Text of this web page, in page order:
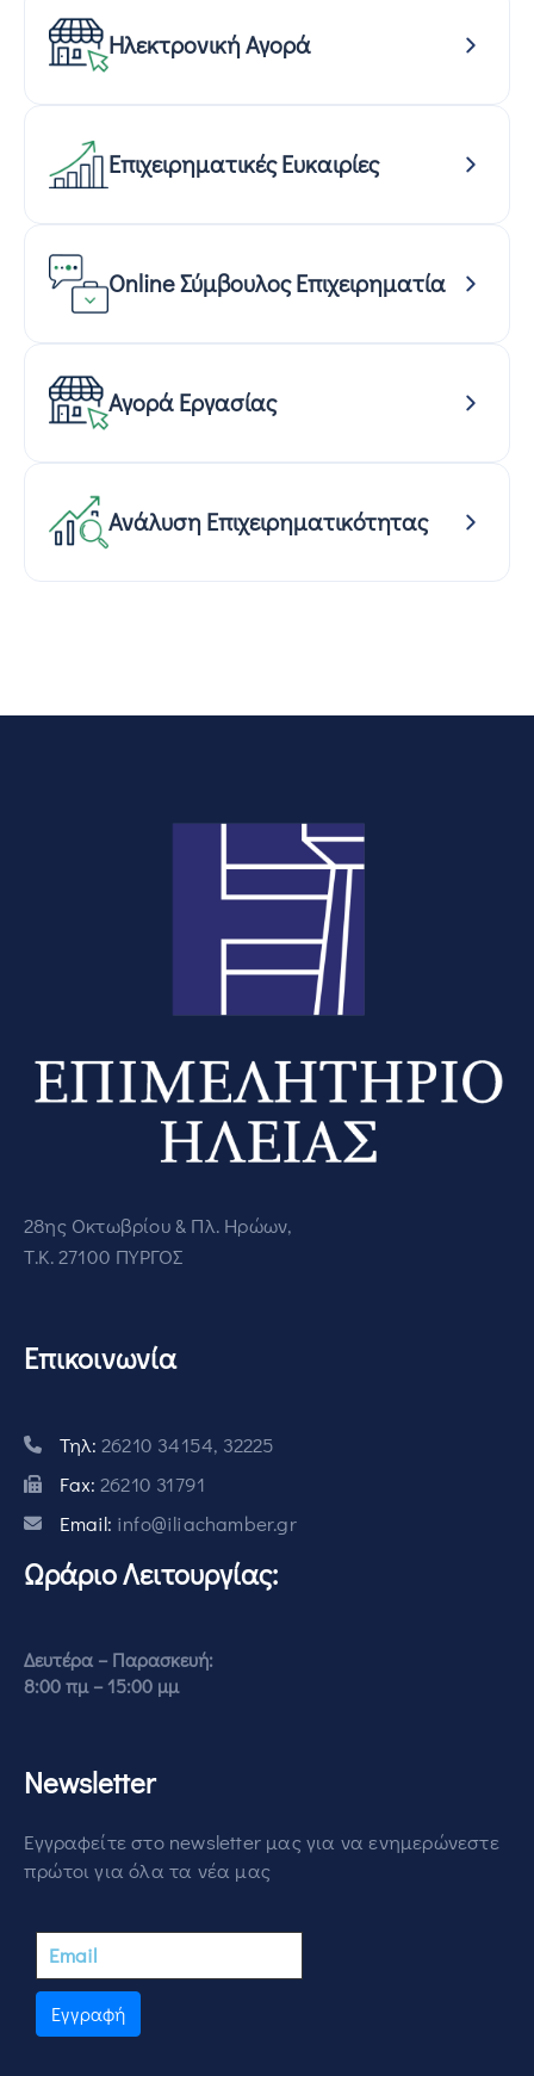
Ηλεκτρονική Αγορά
Επιχειρηματικές Ευκαιρίες
Online Σύμβουλος Επιχειρηματία
Αγορά Εργασίας
Ανάλυση Επιχειρηματικότητας
28ης Οκτωβρίου & Πλ. Ηρώων,
Τ.Κ. 27100 ΠΥΡΓΟΣ
Επικοινωνία
Τηλ: 26210 34154, 32225
Fax: 26210 31791
Email: info@iliachamber.gr
Ωράριο Λειτουργίας:
Δευτέρα – Παρασκευή:
8:00 πμ – 15:00 μμ
Newsletter
Εγγραφείτε στο newsletter μας για να ενημερώνεστε
πρώτοι για όλα τα νέα μας
Εγγραφή